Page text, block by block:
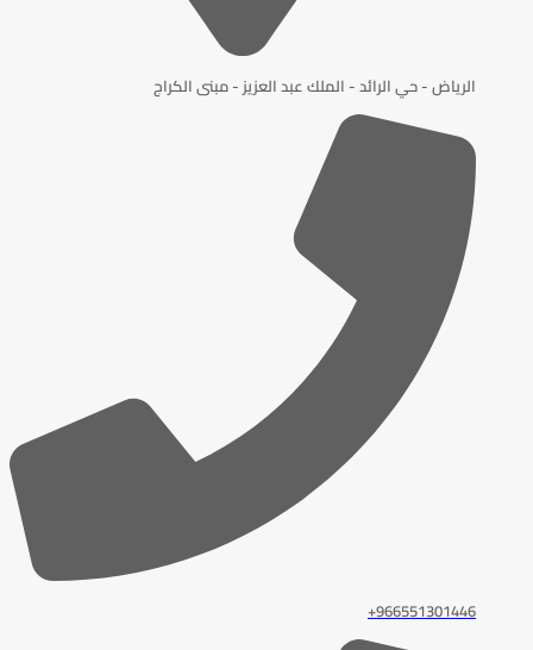
الرياض - حي الرائد - الملك عبد العزيز - مبنى الكراج
966551301446+